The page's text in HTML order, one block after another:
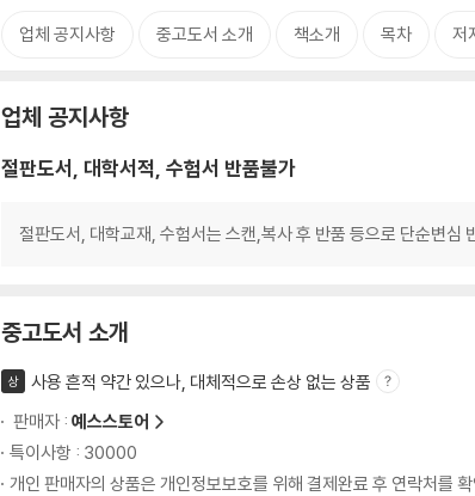
업체 공지사항 중고도서 소개 책소개 목차 저
업체 공지사항
절판도서, 대학서적, 수험서 반품불가
절판도서, 대학교재, 수험서는 스캔,복사 후 반품 등으로 단순변심
중고도서 소개
상
사용 흔적 약간 있으나, 대체적으로 손상 없는 상품
판매자 : 예스스토어
특이사항 : 30000
개인 판매자의 상품은 개인정보보호를 위해 결제완료 후 연락처를